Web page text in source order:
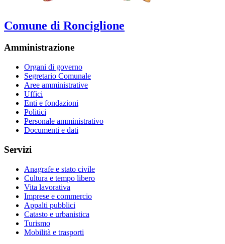
Comune di Ronciglione
Amministrazione
Organi di governo
Segretario Comunale
Aree amministrative
Uffici
Enti e fondazioni
Politici
Personale amministrativo
Documenti e dati
Servizi
Anagrafe e stato civile
Cultura e tempo libero
Vita lavorativa
Imprese e commercio
Appalti pubblici
Catasto e urbanistica
Turismo
Mobilità e trasporti